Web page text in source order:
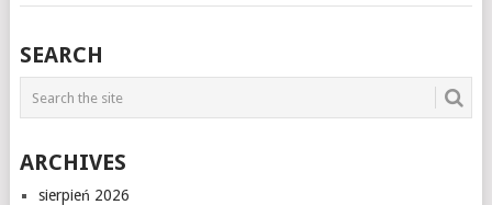
SEARCH
ARCHIVES
sierpień 2026